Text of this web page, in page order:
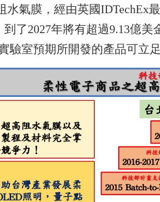
水氣膜，經由英國IDTechEx
了2027年將有超過9.13億
驗室預期所開發的產品可立